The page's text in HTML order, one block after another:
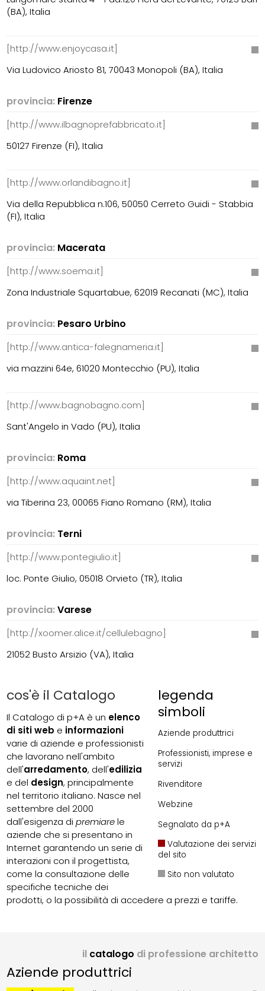
(BA), Italia
[http://www.enjoycasa.it]
Via Ludovico Ariosto 81, 70043 Monopoli (BA), Italia
provincia: Firenze
[http://www.ilbagnoprefabbricato.it]
50127 Firenze (FI), Italia
[http://www.orlandibagno.it]
Via della Repubblica n.106, 50050 Cerreto Guidi - Stabbia
(FI), Italia
provincia: Macerata
[http://www.soema.it]
Zona Industriale Squartabue, 62019 Recanati (MC), Italia
provincia: Pesaro Urbino
[http://www.antica-falegnameria.it]
via mazzini 64e, 61020 Montecchio (PU), Italia
[http://www.bagnobagno.com]
Sant'Angelo in Vado (PU), Italia
provincia: Roma
[http://www.aquaint.net]
via Tiberina 23, 00065 Fiano Romano (RM), Italia
provincia: Terni
[http://www.pontegiulio.it]
loc. Ponte Giulio, 05018 Orvieto (TR), Italia
provincia:Varese
[http://xoomer.alice.it/cellulebagno]
21052 Busto Arsizio (VA), Italia
legenda
simboli
Aziende produttrici
Professionisti, imprese e
servizi
Rivenditore
Webzine
Segnalato da p+A
Valutazione dei servizi
del sito
Sito non valutato
cos'è il Catalogo
Il Catalogo di p+A è un elenco
di siti web e informazioni
varie di aziende e professionisti
che lavorano nell'ambito
dell'arredamento, dell'edilizia
e del design, principalmente
nel territorio italiano. Nasce nel
settembre del 2000
dall'esigenza dipremiarele
aziende che si presentano in
Internet garantendo un serie di
interazioni con il progettista,
come la consultazione delle
specifiche tecniche dei
prodotti, o la possibilità di accedere a prezzi e tariffe.
il catalogo di professione architetto
Aziende produttrici